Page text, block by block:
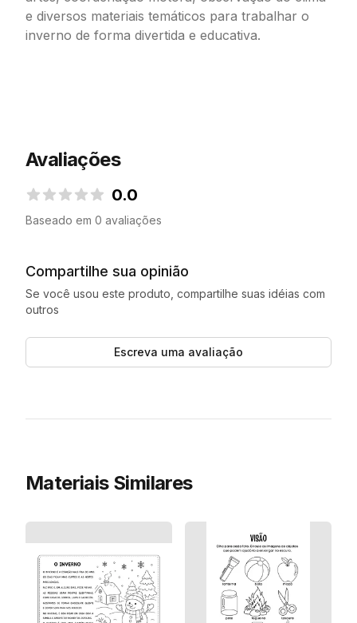
e diversos materiais temáticos para trabalhar o
inverno de forma divertida e educativa.
Avaliações
0.0
Baseado em 0 avaliações
Compartilhe sua opinião
Se você usou este produto, compartilhe suas idéias com
outros
Escreva uma avaliação
Materiais Similares